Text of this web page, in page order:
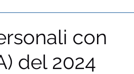
con
del 2024